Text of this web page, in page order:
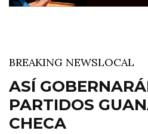
BREAKING NEWSLOCAL
ASÍ
PARTIDOS
CHECA